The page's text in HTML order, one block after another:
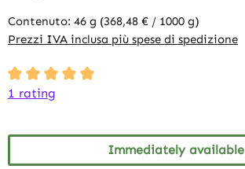
Contenuto: 46 g (368,48 € / 1000 g)
Prezzi IVA inclusa più spese di spedizione
Average rating of 5 out of 5 stars
1 rating
Immediately available